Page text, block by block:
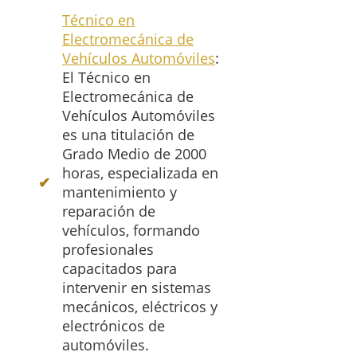
Técnico en
Electromecánica de
Vehículos Automóviles:
El Técnico en
Electromecánica de
Vehículos Automóviles
es una titulación de
Grado Medio de 2000
horas, especializada en
mantenimiento y
reparación de
vehículos, formando
profesionales
capacitados para
intervenir en sistemas
mecánicos, eléctricos y
electrónicos de
automóviles.